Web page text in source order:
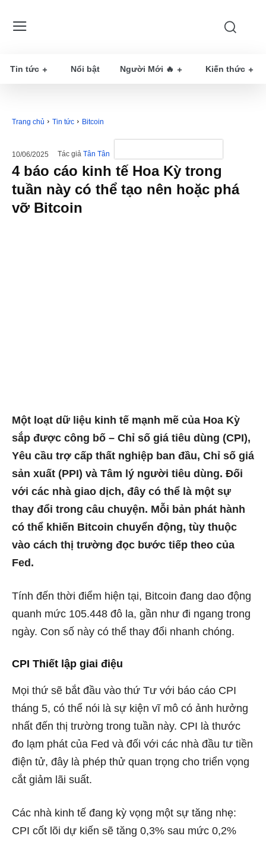
Tin tức Nổi bật Người Mới 🔥 Kiến thức
Trang chủ Tin tức Bitcoin
10/06/2025 Tác giả Tân Tân
4 báo cáo kinh tế Hoa Kỳ trong
tuần này có thể tạo nên hoặc phá
vỡ Bitcoin
Một loạt dữ liệu kinh tế mạnh mẽ của Hoa Kỳ
sắp được công bố – Chỉ số giá tiêu dùng (CPI),
Yêu cầu trợ cấp thất nghiệp ban đầu, Chỉ số giá
sản xuất (PPI) và Tâm lý người tiêu dùng. Đối
với các nhà giao dịch, đây có thể là một sự
thay đổi trong câu chuyện. Mỗi bản phát hành
có thể khiến Bitcoin chuyển động, tùy thuộc
vào cách thị trường đọc bước tiếp theo của
Fed.
Tính đến thời điểm hiện tại, Bitcoin đang dao động
quanh mức 105.448 đô la, gần như đi ngang trong
ngày. Con số này có thể thay đổi nhanh chóng.
CPI Thiết lập giai điệu
Mọi thứ sẽ bắt đầu vào thứ Tư với báo cáo CPI
tháng 5, có thể nói là sự kiện vĩ mô có ảnh hưởng
nhất đến thị trường trong tuần này. CPI là thước
đo lạm phát của Fed và đối với các nhà đầu tư tiền
điện tử, đây là phép thử quan trọng cho triển vọng
cắt giảm lãi suất.
Các nhà kinh tế đang kỳ vọng một sự tăng nhẹ:
CPI cốt lõi dự kiến ​​sẽ tăng 0,3% sau mức 0,2%